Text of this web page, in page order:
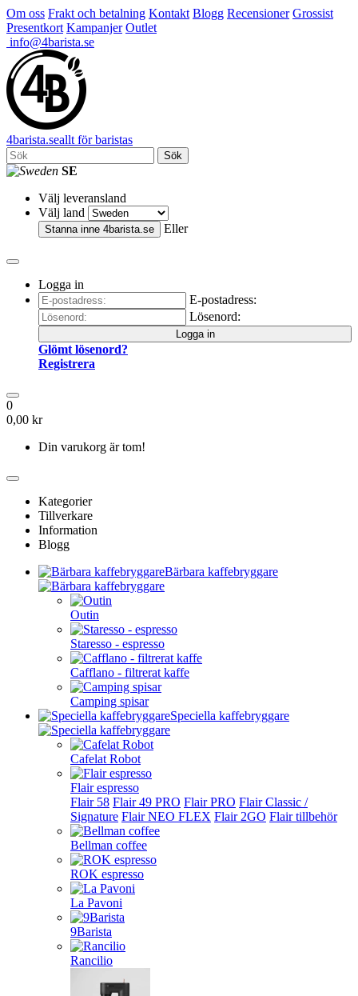
Om oss Frakt och betalning Kontakt Blogg Recensioner Grossist
Presentkort Kampanjer Outlet
info@4barista.se
4barista.seallt för baristas
Sök
SE
Välj leveransland
Välj land
Stanna inne 4barista.se Eller
Logga in
E-postadress:
Lösenord:
Logga in
Glömt lösenord?
Registrera
0
0,00 kr
Din varukorg är tom!
Kategorier
Tillverkare
Information
Blogg
Bärbara kaffebryggare
Outin
Staresso - espresso
Cafflano - filtrerat kaffe
Camping spisar
Speciella kaffebryggare
Cafelat Robot
Flair espresso
Flair 58 Flair 49 PRO Flair PRO Flair Classic /
Signature Flair NEO FLEX Flair 2GO Flair tillbehör
Bellman coffee
ROK espresso
La Pavoni
9Barista
Rancilio